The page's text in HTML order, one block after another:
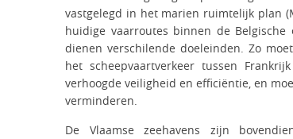
vastgelegd in het marien ruimtelijk plan
huidige vaarroutes binnen de
dienen verschilende doeleinden. Zo
het scheepvaartverkeer tussen
verhoogde veiligheid en efficiëntie, en
verminderen.
De Vlaamse zeehavens zijn